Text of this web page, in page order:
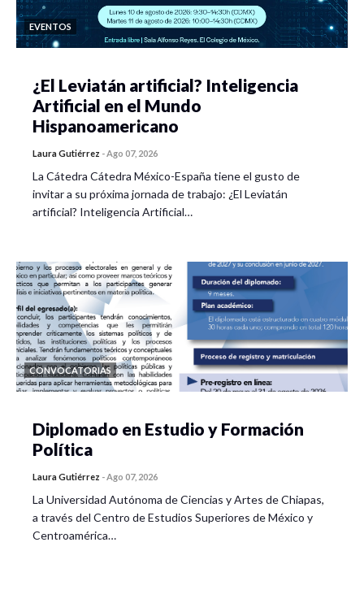
EVENTOS
¿El Leviatán artificial? Inteligencia
Artificial en el Mundo
Hispanoamericano
Laura Gutiérrez -Ago 07, 2026
La Cátedra Cátedra México-España tiene el gusto de
invitar a su próxima jornada de trabajo: ¿El Leviatán
artificial? Inteligencia Artificial…
CONVOCATORIAS
Diplomado en Estudio y Formación
Política
Laura Gutiérrez -Ago 07, 2026
La Universidad Autónoma de Ciencias y Artes de Chiapas,
a través del Centro de Estudios Superiores de México y
Centroamérica…